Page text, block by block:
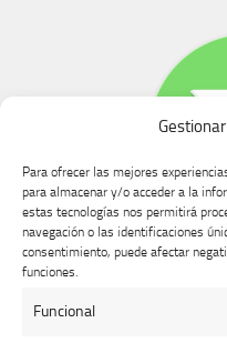
Para ofrecer las mejores
para almacenar y/o acceder a la
estas tecnologías nos permitirá
navegación o las identificaciones
consentimiento, puede afectar
funciones.
Funcional
Buzón de